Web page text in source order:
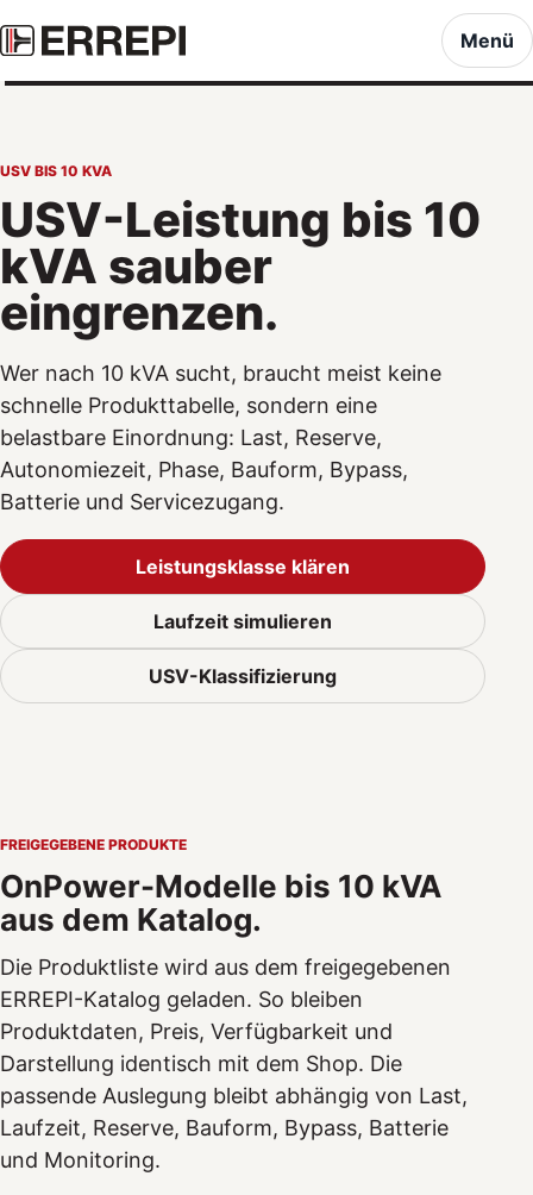
Menü
USV BIS 10 KVA
USV-Leistung bis 10
kVA sauber
eingrenzen.
Wer nach 10 kVA sucht, braucht meist keine
schnelle Produkttabelle, sondern eine
belastbare Einordnung: Last, Reserve,
Autonomiezeit, Phase, Bauform, Bypass,
Batterie und Servicezugang.
Leistungsklasse klären
Laufzeit simulieren
USV-Klassifizierung
FREIGEGEBENE PRODUKTE
OnPower-Modelle bis 10 kVA
aus dem Katalog.
Die Produktliste wird aus dem freigegebenen
ERREPI-Katalog geladen. So bleiben
Produktdaten, Preis, Verfügbarkeit und
Darstellung identisch mit dem Shop. Die
passende Auslegung bleibt abhängig von Last,
Laufzeit, Reserve, Bauform, Bypass, Batterie
und Monitoring.